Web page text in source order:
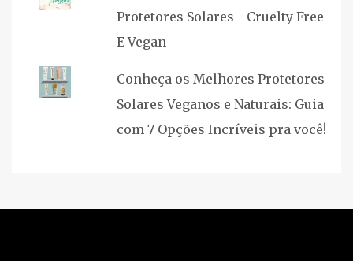
Protetores Solares - Cruelty Free
E Vegan
Conheça os Melhores Protetores
Solares Veganos e Naturais: Guia
com 7 Opções Incríveis pra você!